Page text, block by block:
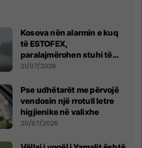
Kosova nën alarmin e kuq
të ESTOFEX,
paralajmërohen stuhi të
fuqishme me breshër dhe
21/07/2026
Pse udhëtarët me përvojë
vendosin një rrotull letre
higjienike në valixhe
20/07/2026